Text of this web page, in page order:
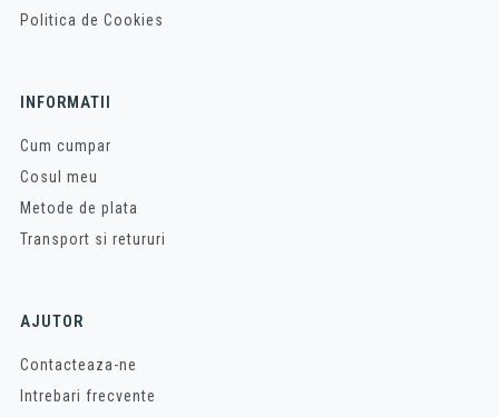
Politica de Cookies
INFORMATII
Cum cumpar
Cosul meu
Metode de plata
Transport si retururi
AJUTOR
Contacteaza-ne
Intrebari frecvente